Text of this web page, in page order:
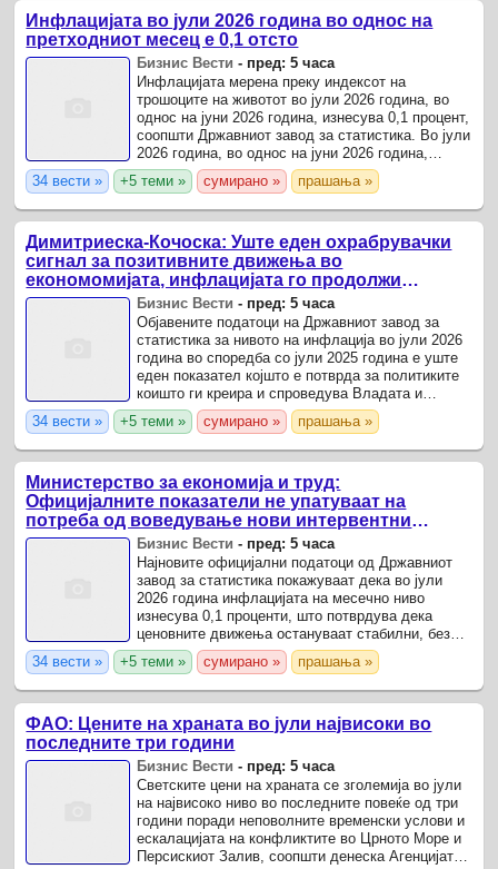
Инфлацијата во јули 2026 година во однос на
претходниот месец е 0,1 отсто
Бизнис Вести - пред: 5 часа
Инфлацијата мерена преку индексот на
трошоците на животот во јули 2026 година, во
однос на јуни 2026 година, изнесува 0,1 процент,
соопшти Државниот завод за статистика. Во јули
2026 година, во однос на јуни 2026 година,
зголемување на трошоците на животот е
забележано во ...
34 вести » +5 теми » сумирано » прашања »
Димитриеска-Кочоска: Уште еден охрабрувачки
сигнал за позитивните движења во
економомијата, инфлацијата го продолжи
трендот на намалување и во јули изнесува 2,3
Бизнис Вести - пред: 5 часа
Објавените податоци на Државниот завод за
статистика за нивото на инфлација во јули 2026
година во споредба со јули 2025 година е уште
еден показател којшто е потврда за политиките
коишто ги креира и спроведува Владата и
упатува на стабилизирање на економските
текови и ...
34 вести » +5 теми » сумирано » прашања »
Министерство за економија и труд:
Официјалните показатели не упатуваат на
потреба од воведување нови интервентни
мерки, ценовните движења се стабилни
Бизнис Вести - пред: 5 часа
Најновите официјални податоци од Државниот
завод за статистика покажуваат дека во јули
2026 година инфлацијата на месечно ниво
изнесува 0,1 проценти, што потврдува дека
ценовните движења остануваат стабилни, без
значителни шокови на пазарот, истакнуваат од
ресорното министерство ...
34 вести » +5 теми » сумирано » прашања »
ФАО: Цените на храната во јули највисоки во
последните три години
Бизнис Вести - пред: 5 часа
Светските цени на храната се зголемија во јули
на највисоко ниво во последните повеќе од три
години поради неповолните временски услови и
ескалацијата на конфликтите во Црното Море и
Персискиот Залив, соопшти денеска Агенцијата